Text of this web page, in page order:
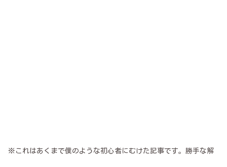
※これはあくまで僕のような初心者にむけた記事です。勝手な解